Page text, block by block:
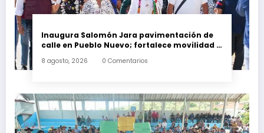
Inaugura Salomón Jara pavimentación de
calle en Pueblo Nuevo; fortalece movilidad y
8 agosto, 2026 0 Comentarios